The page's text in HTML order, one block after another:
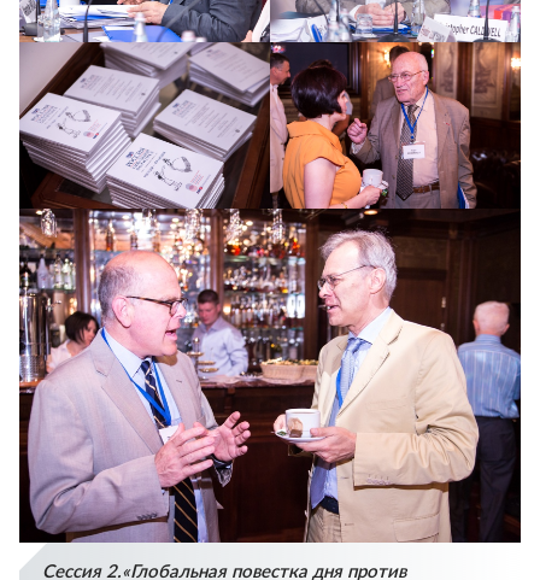
Сессия 2.«Глобальная повестка дня против